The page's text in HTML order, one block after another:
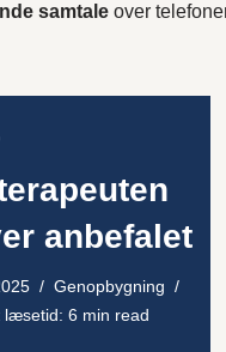
samtale over
anbefalet
Genopbygning
læsetid: 6 min read